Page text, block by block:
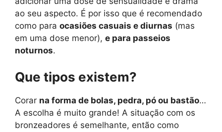
ao seu aspecto. É por isso que é recomendado
como para ocasiões casuais e diurnas (mas
em uma dose menor), e para passeios
noturnos.
Que tipos existem?
Corar na forma de bolas, pedra, pó ou bastão…
A escolha é muito grande! A situação com os
bronzeadores é semelhante, então como